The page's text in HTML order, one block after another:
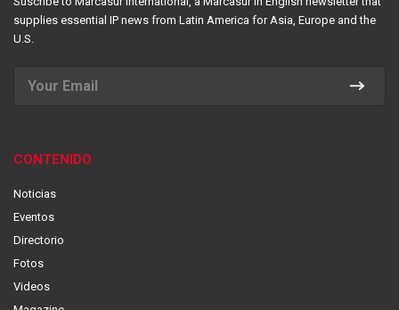
supplies essential IP news from Latin America for Asia, Europe and the
U.S.
CONTENIDO
Noticias
Eventos
Directorio
Fotos
Videos